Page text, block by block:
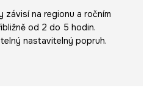
na regionu a ročním
od 2 do 5 hodin.
nastavitelný popruh.